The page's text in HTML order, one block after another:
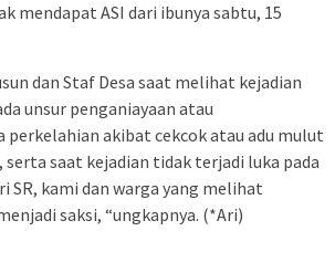
mendapat ASI dari ibunya sabtu, 15
dan Staf Desa saat melihat kejadian
unsur penganiayaan atau
perkelahian akibat cekcok atau adu mulut
serta saat kejadian tidak terjadi luka pada
SR, kami dan warga yang melihat
saksi, “ungkapnya. (*Ari)